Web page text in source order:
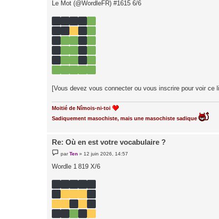
s
g
e
Le Mot (@WordleFR) #1615 6/6
[Vous devez vous connecter ou vous inscrire pour voir ce
Moitié de Nîmois-ni-toi
Sadiquement masochiste, mais une masochiste sadique
Re: Où en est votre vocabulaire ?
e
s
g
parTen » 12 juin 2026, 14:57
Wordle 1 819 X/6